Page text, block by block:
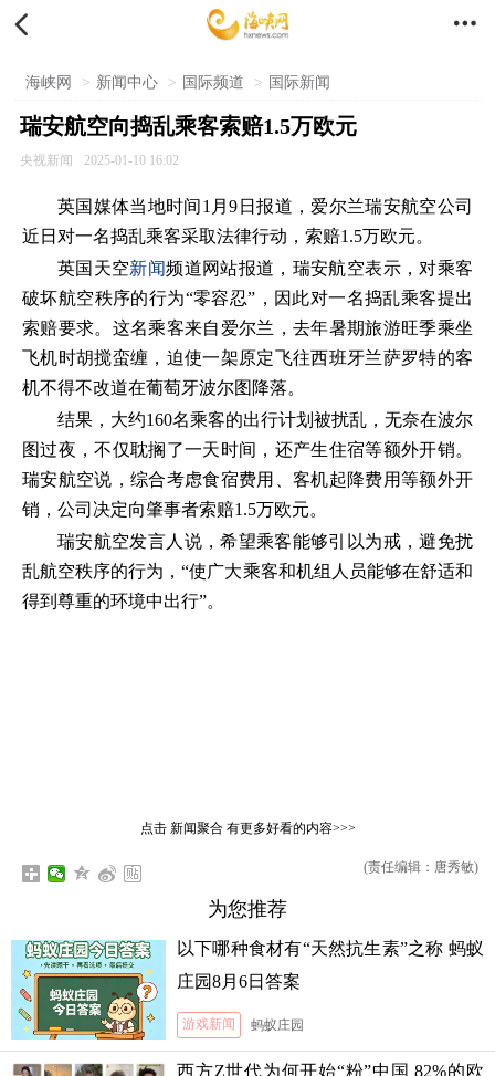
 
海峡网 > 新闻中心 > 国际频道 > 国际新闻
瑞安航空向捣乱乘客索赔1.5万欧元
央视新闻 2025-01-10 16:02
英国媒体当地时间1月9日报道，爱尔兰瑞安航空公司
近日对一名捣乱乘客采取法律行动，索赔1.5万欧元。
英国天空新闻频道网站报道，瑞安航空表示，对乘客
破坏航空秩序的行为“零容忍”，因此对一名捣乱乘客提出
索赔要求。这名乘客来自爱尔兰，去年暑期旅游旺季乘坐
飞机时胡搅蛮缠，迫使一架原定飞往西班牙兰萨罗特的客
机不得不改道在葡萄牙波尔图降落。
结果，大约160名乘客的出行计划被扰乱，无奈在波尔
图过夜，不仅耽搁了一天时间，还产生住宿等额外开销。
瑞安航空说，综合考虑食宿费用、客机起降费用等额外开
销，公司决定向肇事者索赔1.5万欧元。
瑞安航空发言人说，希望乘客能够引以为戒，避免扰
乱航空秩序的行为，“使广大乘客和机组人员能够在舒适和
得到尊重的环境中出行”。
点击 新闻聚合有更多好看的内容>>>
(责任编辑：唐秀敏)
为您推荐
以下哪种食材有“天然抗生素”之称 蚂蚁
庄园8月6日答案
游戏新闻 蚂蚁庄园
西方Z世代为何开始“粉”中国 82%的欧